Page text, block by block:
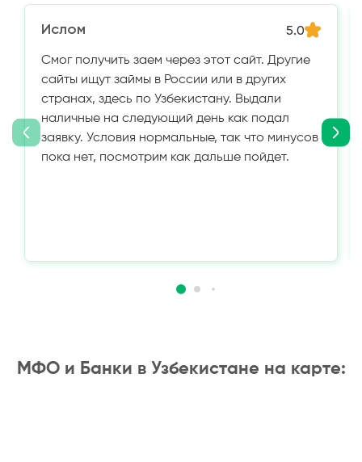
Ислом 5.0
Смог получить заем через этот сайт. Другие
сайты ищут займы в России или в других
странах, здесь по Узбекистану. Выдали
наличные на следующий день как подал
заявку. Условия нормальные, так что минусов
пока нет, посмотрим как дальше пойдет.
МФО и Банки в Узбекистане на карте: